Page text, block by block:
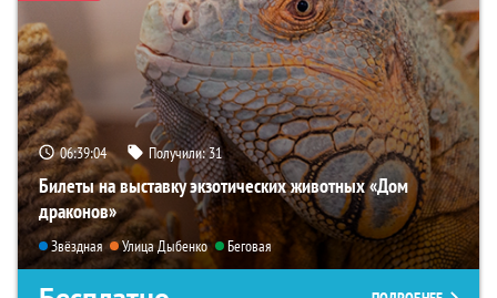
06:39:03 Получили:31
Билеты на выставку экзотических животных «Дом
драконов»
Звёздная Улица Дыбенко Беговая